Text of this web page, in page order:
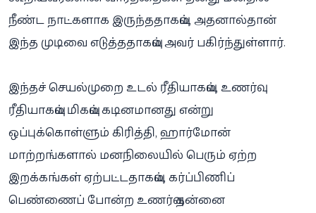
நீண்ட நாட்களாக இருந்ததாகவும், அதனால்தான்
இந்த முடிவை எடுத்ததாகவும் அவர் பகிர்ந்துள்ளார்.
இந்தச் செயல்முறை உடல் ரீதியாகவும், உணர்வு
ரீதியாகவும் மிகவும் கடினமானது என்று
ஒப்புக்கொள்ளும் கிரித்தி, ஹார்மோன்
மாற்றங்களால் மனநிலையில் பெரும் ஏற்ற
இறக்கங்கள் ஏற்பட்டதாகவும், கர்ப்பிணிப்
பெண்ணைப் போன்ற உணர்வு தன்னை